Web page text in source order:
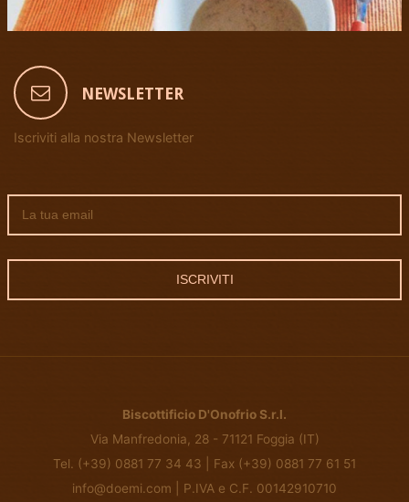
NEWSLETTER
Iscriviti alla nostra Newsletter
ISCRIVITI
Biscottificio D'Onofrio S.r.l.
Via Manfredonia, 28 - 71121 Foggia (IT)
Tel. (+39) 0881 77 34 43 | Fax (+39) 0881 77 61 51
info@doemi.com | P.IVA e C.F. 00142910710